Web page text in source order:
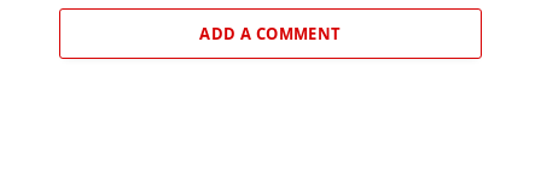
ADD A COMMENT